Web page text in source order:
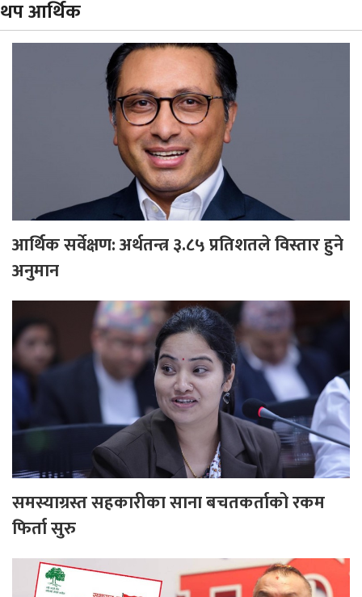
थप आर्थिक
आर्थिक सर्वेक्षण: अर्थतन्त्र ३.८५ प्रतिशतले विस्तार हुने
अनुमान
समस्याग्रस्त सहकारीका साना बचतकर्ताको रकम
फिर्ता सुरु